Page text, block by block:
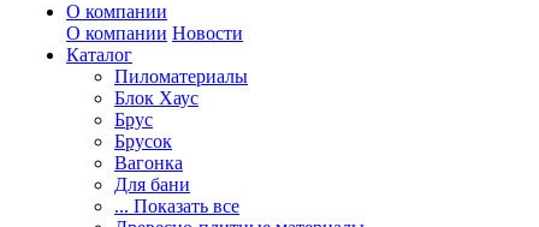
О компании
О компании Новости
Каталог
Пиломатериалы
Блок Хаус
Брус
Брусок
Вагонка
Для бани
... Показать все